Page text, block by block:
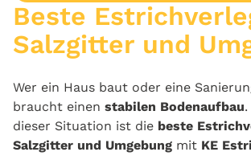
Beste
Salzgitter und
Wer ein Haus baut oder eine
braucht einen stabilen Bodenaufbau
dieser Situation ist die beste
Salzgitter und Umgebung mit KE